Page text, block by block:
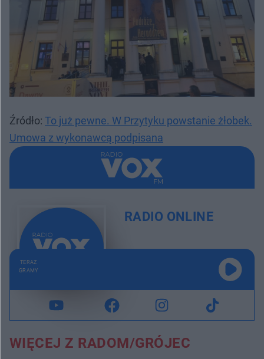
Źródło: To już pewne. W Przytyku powstanie żłobek.
Umowa z wykonawcą podpisana
RADIO ONLINE
TERAZ
GRAMY
WIĘCEJ Z RADOM/GRÓJEC